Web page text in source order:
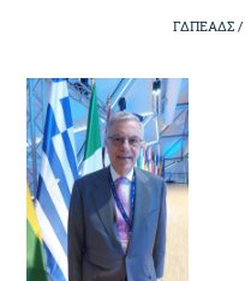
ΓΔΠΕΑΔΣ /